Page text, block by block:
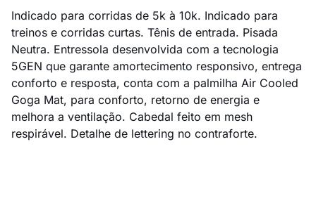
Indicado para corridas de 5k à 10k. Indicado para
treinos e corridas curtas. Tênis de entrada. Pisada
Neutra. Entressola desenvolvida com a tecnologia
5GEN que garante amortecimento responsivo, entrega
conforto e resposta, conta com a palmilha Air Cooled
Goga Mat, para conforto, retorno de energia e
melhora a ventilação. Cabedal feito em mesh
respirável. Detalhe de lettering no contraforte.